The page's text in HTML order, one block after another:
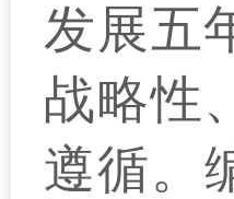
发展五
战略性
遵循。